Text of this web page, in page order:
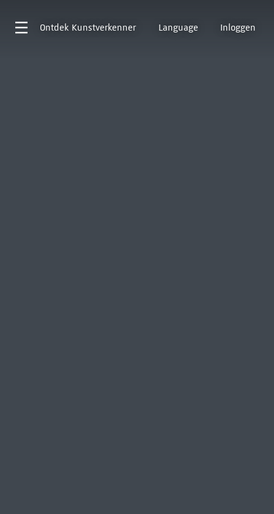
Ontdek Kunstverkenner Language Inloggen